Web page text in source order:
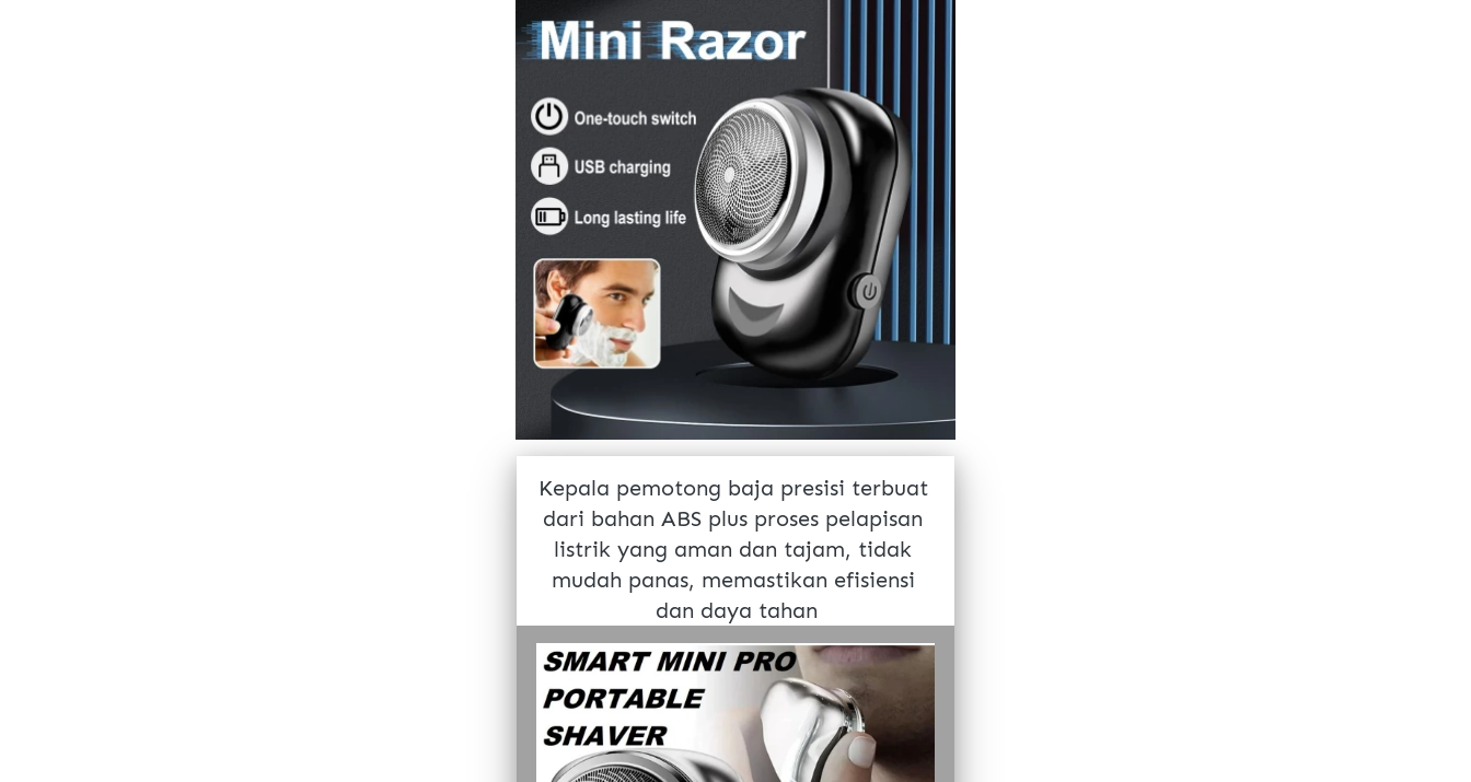
Kepala pemotong baja presisi terbuat
dari bahan ABS plus proses pelapisan
listrik yang aman dan tajam, tidak
mudah panas, memastikan efisiensi
dan daya tahan